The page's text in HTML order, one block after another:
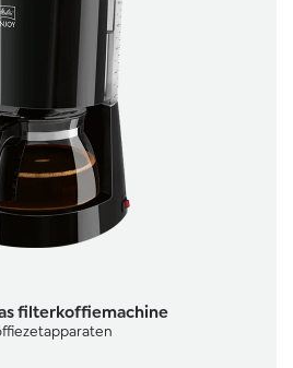
filterkoffiemachine